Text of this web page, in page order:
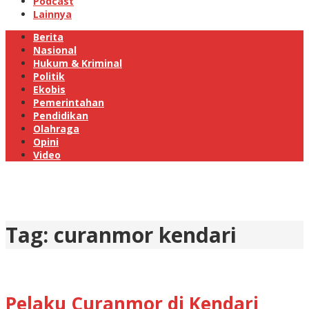
Lainnya
Berita
Nasional
Hukum & Kriminal
Politik
Ekobis
Pemerintahan
Pendidikan
Olahraga
Opini
Video
Tag: curanmor kendari
Pelaku Curanmor di Kendari